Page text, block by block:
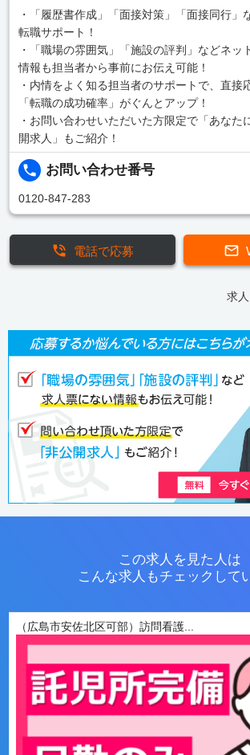
・「履歴書作成」「面接対策」「面接同行」
転職サポート！
・「職場の雰囲気」「施設の評判」などネッ
情報も担当者から事前にお伝え可能！
・内情をよく知る担当者のサポートで、直接
「転職の成功確率」がぐんとアップ！
・お問い合わせいただいた方限定で「あなた
開求人」もご紹介！
お問い合わせ番号
0120-847-283
電話で応募
求
この求人を見た人は
こんな求人もチェックして
（広島市安佐北区可部）訪問看護...